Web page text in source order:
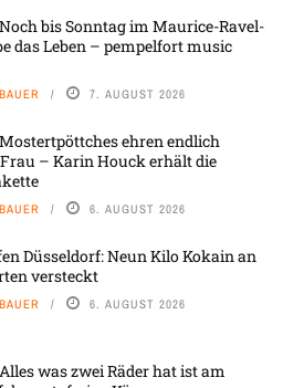
bis Sonntag im Maurice-Ravel-
das Leben – pempelfort music
7. AUGUST 2026
ehren endlich
– Karin Houck erhält die
6. AUGUST 2026
Düsseldorf: Neun Kilo Kokain an
versteckt
6. AUGUST 2026
was zwei Räder hat ist am